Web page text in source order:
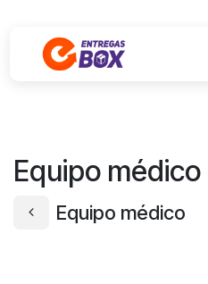
Equipo médico
Equipo médico